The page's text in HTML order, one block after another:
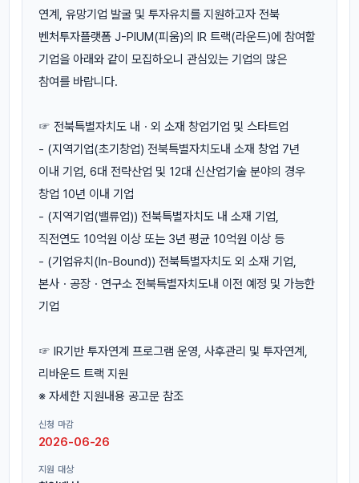
연계, 유망기업 발굴 및 투자유치를 지원하고자 전북
벤처투자플랫폼 J-PIUM(피움)의 IR 트랙(라운드)에 참여할
기업을 아래와 같이 모집하오니 관심있는 기업의 많은
참여를 바랍니다.
☞ 전북특별자치도 내ㆍ외 소재 창업기업 및 스타트업
- (지역기업(초기창업) 전북특별자치도내 소재 창업 7년
이내 기업, 6대 전략산업 및 12대 신산업기술 분야의 경우
창업 10년 이내 기업
- (지역기업(밸류업)) 전북특별자치도 내 소재 기업,
직전연도 10억원 이상 또는 3년 평균 10억원 이상 등
- (기업유치(In-Bound)) 전북특별자치도 외 소재 기업,
본사ㆍ공장ㆍ연구소 전북특별자치도내 이전 예정 및 가능한
기업
☞ IR기반 투자연계 프로그램 운영, 사후관리 및 투자연계,
리바운드 트랙 지원
※ 자세한 지원내용 공고문 참조
신청 마감
2026-06-26
지원 대상